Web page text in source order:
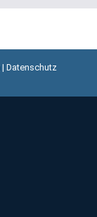
| Datenschutz